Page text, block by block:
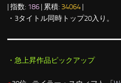
| 指数: 186 | 累積: 34064 |
・3タイトル同時トップ20入り。
・急上昇作品ピックアップ